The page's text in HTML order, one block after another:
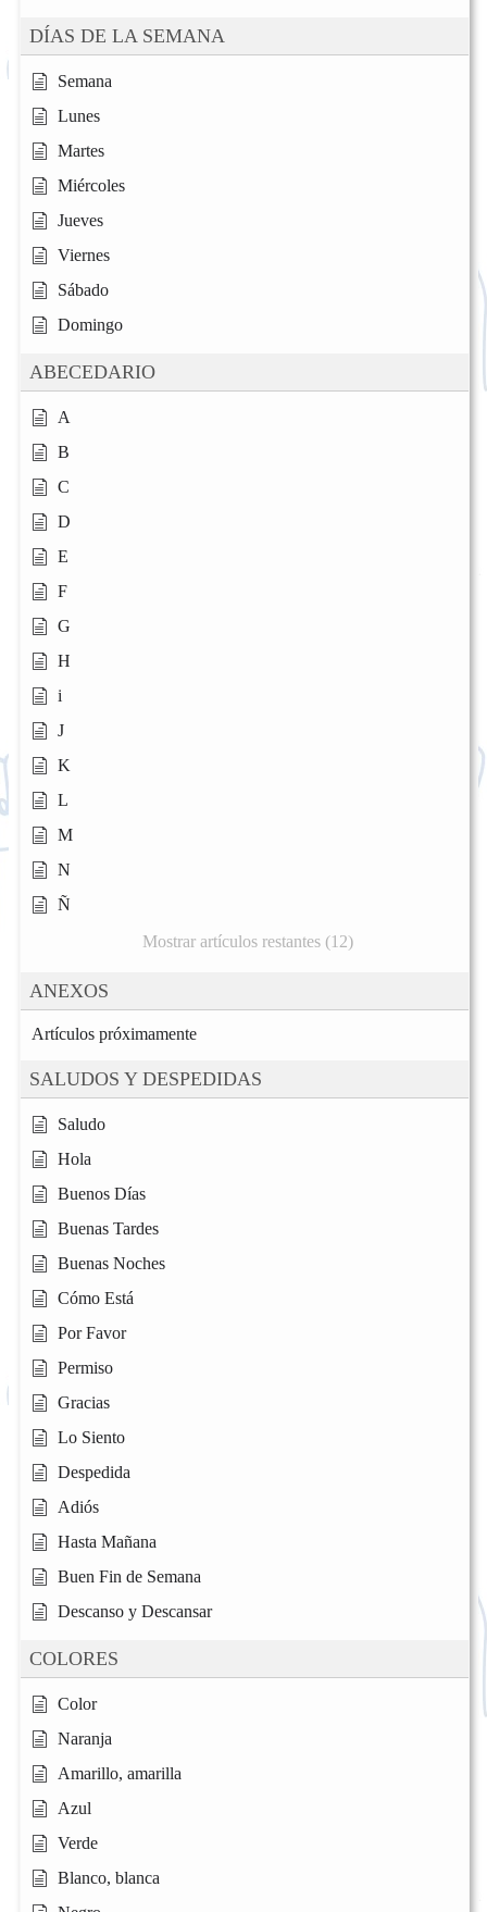
DÍAS DE LA SEMANA
Semana
Lunes
Martes
Miércoles
Jueves
Viernes
Sábado
Domingo
ABECEDARIO
A
B
C
D
E
F
G
H
i
J
K
L
M
N
Ñ
Mostrar artículos restantes (12)
ANEXOS
Artículos próximamente
SALUDOS Y DESPEDIDAS
Saludo
Hola
Buenos Días
Buenas Tardes
Buenas Noches
Cómo Está
Por Favor
Permiso
Gracias
Lo Siento
Despedida
Adiós
Hasta Mañana
Buen Fin de Semana
Descanso y Descansar
COLORES
Color
Naranja
Amarillo, amarilla
Azul
Verde
Blanco, blanca